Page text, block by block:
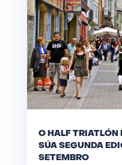
O HALF TRIATLÓN
SÚA SEGUNDA
SETEMBRO